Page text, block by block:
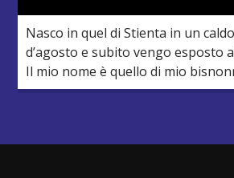
Nasco in quel di Stienta in un
d’agosto e subito vengo esposto
Il mio nome è quello di mio
scariolante che portava due
trasmessa dalla radio, e si […]